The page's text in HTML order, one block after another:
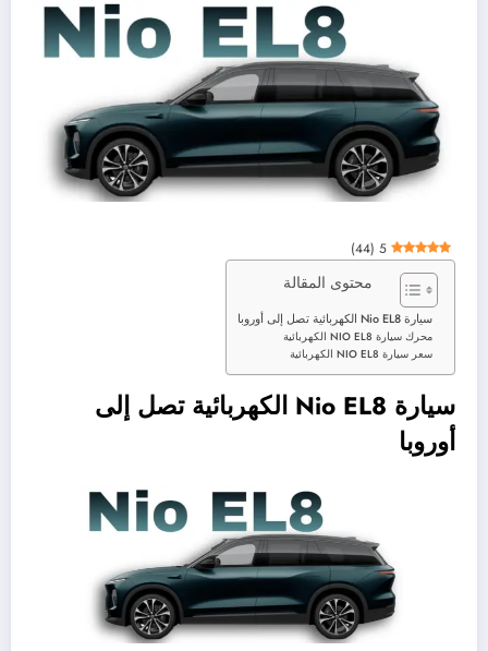
5
(
44
)
محتوى المقالة
سيارة Nio EL8 الكهربائية تصل إلى أوروبا
محرك سيارة NIO EL8 الكهربائية
سعر سيارة NIO EL8 الكهربائية
سيارة Nio EL8 الكهربائية تصل إلى
أوروبا